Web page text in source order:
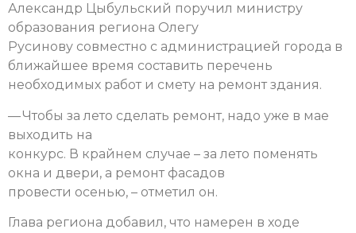
Александр Цыбульский поручил министру
образования региона Олегу
Русинову совместно с администрацией города в
ближайшее время составить перечень
необходимых работ и смету на ремонт здания.
— Чтобы за лето сделать ремонт, надо уже в мае
выходить на
конкурс. В крайнем случае – за лето поменять
окна и двери, а ремонт фасадов
провести осенью, – отметил он.
Глава региона добавил, что намерен в ходе